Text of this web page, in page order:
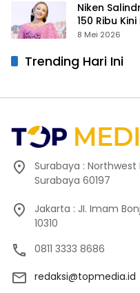
Niken
150 Ribu
8 Mei 2026
Trending Hari Ini
Surabaya : Northwest
Surabaya 60197
Jakarta : JI. Imam
10310
0811 3333 8686
redaksi@topmedia.id